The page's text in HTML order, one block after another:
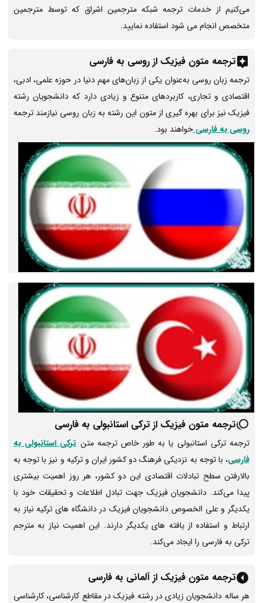
می‌کنیم از خدمات ترجمه شبکه مترجمین اشراق که توسط مترجمین
متخصص انجام می شود استفاده نمایید.
ترجمه متون فیزیک از روسی به فارسی
ترجمه زبان روسی به‌عنوان یکی از زبان‌های مهم دنیا در حوزه علمی، ادبی،
اقتصادی و تجاری، کاربردهای متنوع و زیادی دارد که دانشجویان رشته
فیزیک نیز برای بهره گیری از متون این رشته به زبان روسی نیازمند ترجمه
روسی به فارسیخواهند بود.
ترجمه متون فیزیک از ترکی استانبولی به فارسی
ترجمه ترکی استانبولی یا به طور خاص ترجمه متنترکی استانبولی به
فارسی، با توجه به نزدیکی فرهنگ دو کشور ایران و ترکیه و نیز با توجه به
بالارفتن سطح تبادلات اقتصادی این دو کشور، هر روز اهمیت بیشتری
پیدا می‌کند. دانشجویان فیزیک جهت تبادل اطلاعات و تحقیقات خود با
یکدیگر و علی الخصوص دانشجویان فیزیک در دانشگاه های ترکیه نیاز به
ارتباط و استفاده از یافته های یکدیگر دارند. این اهمیت نیاز به مترجم
ترکی به فارسی را ایجاد می‌کند.
ترجمه متون فیزیک از آلمانی به فارسی
هر ساله دانشجویان زیادی در رشته فیزیک در مقاطع کارشناسی، کارشناسی